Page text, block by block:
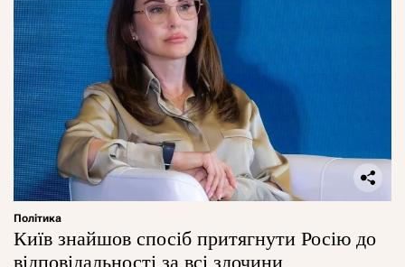
Політика
Київ знайшов спосіб притягнути Росію до
відповідальності за всі злочини